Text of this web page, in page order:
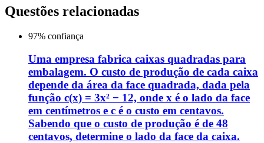
Questões relacionadas
97% confiança
Uma empresa fabrica caixas quadradas para
embalagem. O custo de produção de cada caixa
depende da área da face quadrada, dada pela
função c(x) = 3x² − 12, onde x é o lado da face
em centímetros e c é o custo em centavos.
Sabendo que o custo de produção é de 48
centavos, determine o lado da face da caixa.